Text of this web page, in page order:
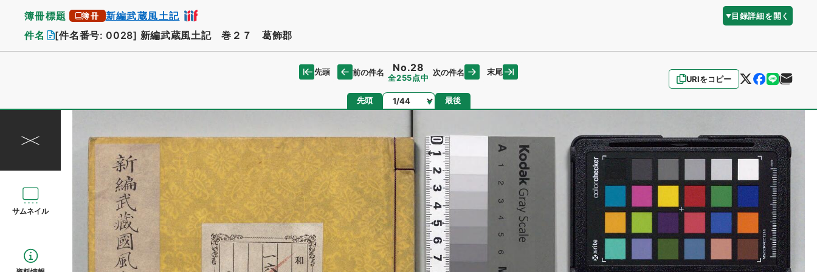
簿冊標題 簿冊 新編武蔵風土記 目録詳細を開く
件名 [件名番号: 0028] 新編武蔵風土記 巻２７ 葛飾郡
URIをコピー
先頭 前の件名 No.28
全255点中
次の件名 末尾
先頭 ページ 最後
サムネイル